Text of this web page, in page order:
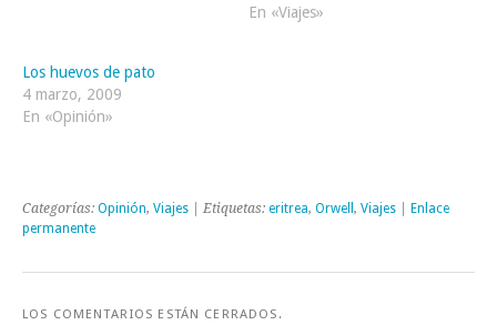
En «Viajes»
Los huevos de pato
4 marzo, 2009
En «Opinión»
Categorías: Opinión, Viajes | Etiquetas: eritrea, Orwell , Viajes
Enlace
permanente
LOS COMENTARIOS ESTÁN CERRADOS.